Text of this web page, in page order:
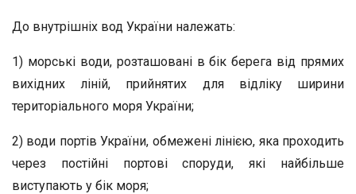
До внутрішніх вод України належать:
1) морські води, розташовані в бік берега від прямих
вихідних ліній, прийнятих для відліку ширини
територіального моря України;
2) води портів України, обмежені лінією, яка проходить
через постійні портові споруди, які найбільше
виступають у бік моря;